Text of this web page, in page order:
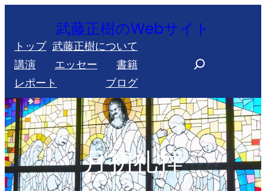
を
ス
キ
ッ
プ
武藤正樹のWebサイト
トップ 武藤正樹について
講演
エッセー
書籍
レポート
ブログ
r
c
h
月初礼拝